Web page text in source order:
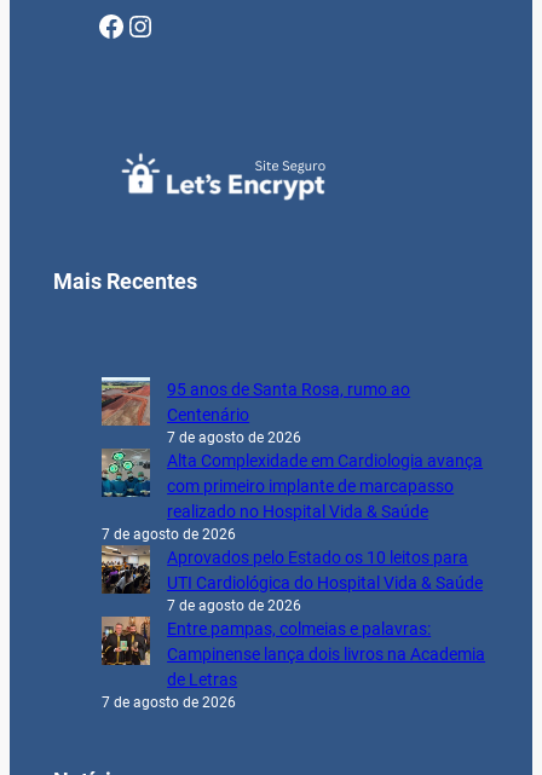
Facebook Instagram
Mais Recentes
95 anos de Santa Rosa, rumo ao
Centenário
7 de agosto de 2026
Alta Complexidade em Cardiologia avança
com primeiro implante de marcapasso
realizado no Hospital Vida & Saúde
7 de agosto de 2026
Aprovados pelo Estado os 10 leitos para
UTI Cardiológica do Hospital Vida & Saúde
7 de agosto de 2026
Entre pampas, colmeias e palavras:
Campinense lança dois livros na Academia
de Letras
7 de agosto de 2026